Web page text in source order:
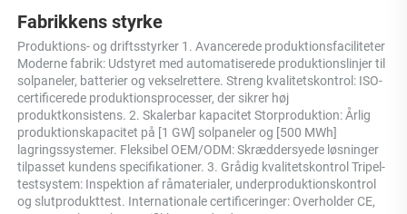
Fabrikkens styrke
Produktions- og driftsstyrker 1. Avancerede produktionsfaciliteter
Moderne fabrik: Udstyret med automatiserede produktionslinjer til
solpaneler, batterier og vekselrettere. Streng kvalitetskontrol: ISO-
certificerede produktionsprocesser, der sikrer høj
produktkonsistens. 2. Skalerbar kapacitet Storproduktion: Årlig
produktionskapacitet på [1 GW] solpaneler og [500 MWh]
lagringssystemer. Fleksibel OEM/ODM: Skræddersyede løsninger
tilpasset kundens specifikationer. 3. Grådig kvalitetskontrol Tripel-
testsystem: Inspektion af råmaterialer, underproduktionskontrol
og slutprodukttest. Internationale certificeringer: Overholder CE,